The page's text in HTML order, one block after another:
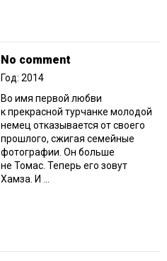
No comment
Год: 2014
Во имя первой любви
к прекрасной турчанке молодой
немец отказывается от своего
прошлого, сжигая семейные
фотографии. Он больше
не Томас. Теперь его зовут
Хамза. И ...